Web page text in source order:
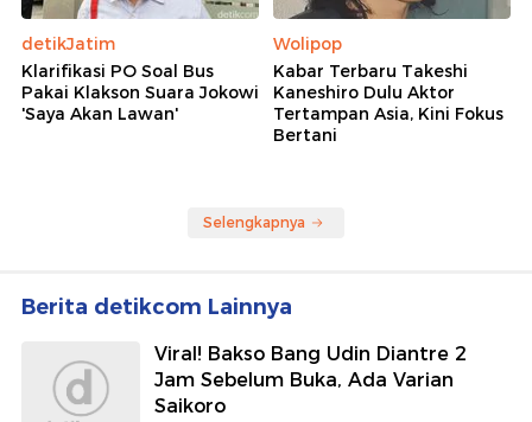
detikJatim
Klarifikasi PO Soal Bus
Pakai Klakson Suara Jokowi
'Saya Akan Lawan'
Wolipop
Kabar Terbaru Takeshi
Kaneshiro Dulu Aktor
Tertampan Asia, Kini Fokus
Bertani
Selengkapnya
Berita detikcom Lainnya
Viral! Bakso Bang Udin Diantre 2
Jam Sebelum Buka, Ada Varian
Saikoro